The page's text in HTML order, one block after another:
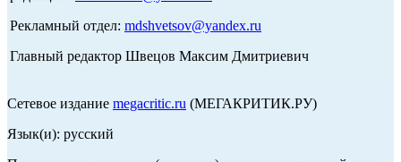
Рекламный отдел: mdshvetsov@yandex.ru
Главный редактор Швецов Максим Дмитриевич
Сетевое издание megacritic.ru (МЕГАКРИТИК.РУ)
Язык(и): русский